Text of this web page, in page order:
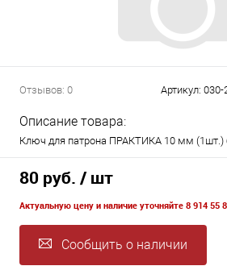
Отзывов: 0 Артикул: 030-
Описание товара:
Ключ для патрона ПРАКТИКА 10 мм (1шт.)
80 руб. / шт
Актуальную цену и наличие уточняйте 8 914 55
Сообщить о наличии